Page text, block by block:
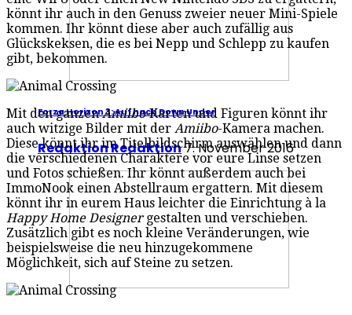
Forza Horizon 3: Auf nach Down Under
Redaktion Redaktion7. November 2016
könnt ihr auch in den Genuss zweier neuer Mini-Spiele
kommen. Ihr könnt diese aber auch zufällig aus
Glückskeksen, die es bei Nepp und Schlepp zu kaufen
gibt, bekommen.
Mit den ganzenAmiibo-Karten und Figuren könnt ihr
auch witzige Bilder mit der Amiibo-Kamera machen.
Diese könnt ihr im Titelbildschirm auswählen und dann
die verschiedenen Charaktere vor eure Linse setzen
und Fotos schießen. Ihr könnt außerdem auch bei
ImmoNook einen Abstellraum ergattern. Mit diesem
könnt ihr in eurem Haus leichter die Einrichtung à la
Happy Home Designergestalten und verschieben.
Zusätzlich gibt es noch kleine Veränderungen, wie
beispielsweise die neu hinzugekommene
Möglichkeit, sich auf Steine zu setzen.